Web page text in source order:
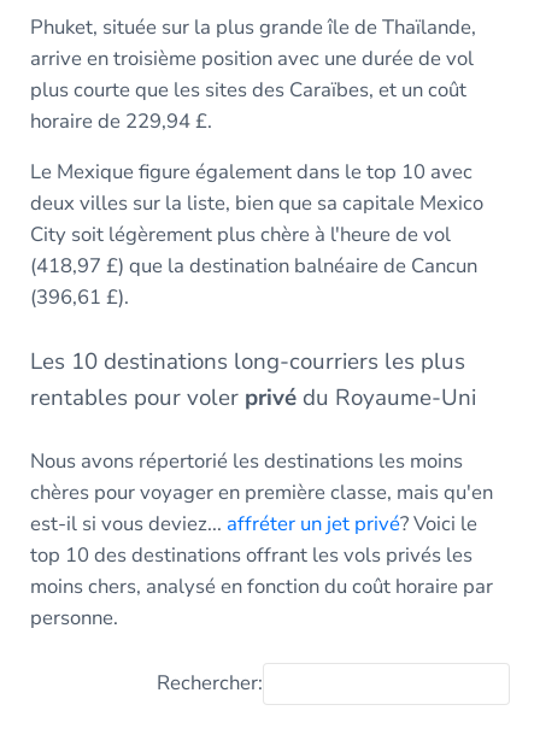
Phuket, située sur la plus grande île de Thaïlande,
arrive en troisième position avec une durée de vol
plus courte que les sites des Caraïbes, et un coût
horaire de 229,94 £.
Le Mexique figure également dans le top 10 avec
deux villes sur la liste, bien que sa capitale Mexico
City soit légèrement plus chère à l'heure de vol
(418,97 £) que la destination balnéaire de Cancun
(396,61 £).
Les 10 destinations long-courriers les plus
rentables pour voler privédu Royaume-Uni
Nous avons répertorié les destinations les moins
chères pour voyager en première classe, mais qu'en
est-il si vous deviez... affréter un jet privé? Voici le
top 10 des destinations offrant les vols privés les
moins chers, analysé en fonction du coût horaire par
personne.
Rechercher: